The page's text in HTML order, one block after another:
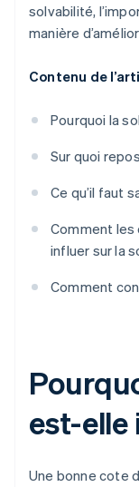
solvabilité,
manière
Contenu de
Pourquoi la
Sur quoi
Ce qu’il faut
Comment
influer sur la
Comment
est-
Une bonne cote